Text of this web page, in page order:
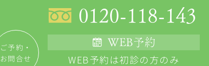
ご予約・
お問合せ
0120-118-143
WEB予約
WEB予約は初診の方のみ